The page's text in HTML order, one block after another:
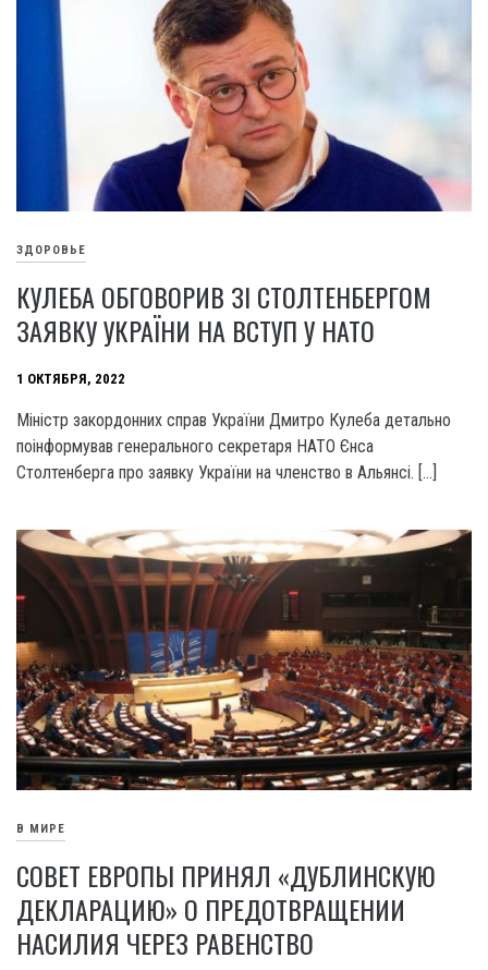
ЗДОРОВЬЕ
КУЛЕБА ОБГОВОРИВ ЗІ СТОЛТЕНБЕРГОМ
ЗАЯВКУ УКРАЇНИ НА ВСТУП У НАТО
1 ОКТЯБРЯ, 2022
Міністр закордонних справ України Дмитро Кулеба детально
поінформував генерального секретаря НАТО Єнса
Столтенберга про заявку України на членство в Альянсі. […]
В МИРЕ
СОВЕТ ЕВРОПЫ ПРИНЯЛ «ДУБЛИНСКУЮ
ДЕКЛАРАЦИЮ» О ПРЕДОТВРАЩЕНИИ
НАСИЛИЯ ЧЕРЕЗ РАВЕНСТВО